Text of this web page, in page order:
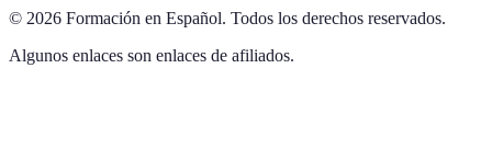
© 2026 Formación en Español. Todos los derechos reservados.
Algunos enlaces son enlaces de afiliados.